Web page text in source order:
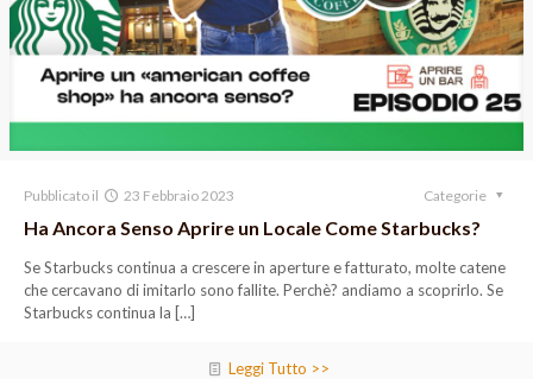
Pubblicato il 23 Febbraio 2023 Categorie
Ha Ancora Senso Aprire un Locale Come Starbucks?
Se Starbucks continua a crescere in aperture e fatturato, molte catene
che cercavano di imitarlo sono fallite. Perchè? andiamo a scoprirlo. Se
Starbucks continua la […]
Leggi Tutto >>